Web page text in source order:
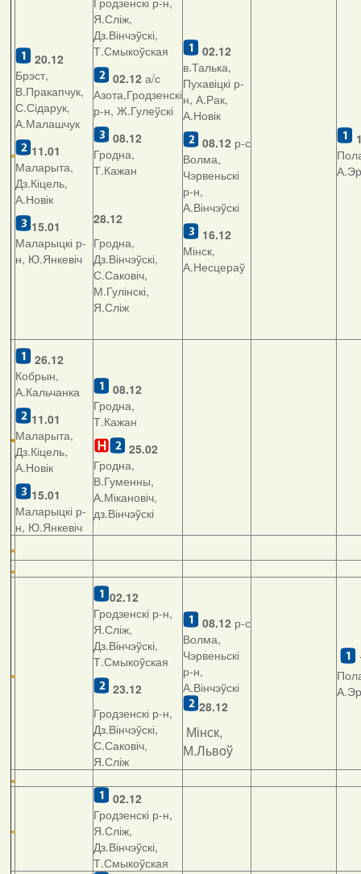
20.12
Брэст,
В.Пракапчук,
С.Сідарук,
А.Малашчук
11.01
Маларыта,
Дз.Кіцель,
А.Новік
15.01
Маларыцкі р-
н, Ю.Янкевіч
Я.Сліж,
Дз.Вінчэўскі,
Т.Смыкоўская
02.12а/с
Азота,Гродзенскі
р-н, Ж.Гулеўскі
08.12
Гродна,
Т.Кажан
28.12
Гродна,
Дз.Вінчэўскі,
С.Саковіч,
М.Гулінскі,
Я.Сліж
02.12
в.Талька,
Пухавіцкі р-
н, А.Рак,
А.Новік
08.12 р-с
Волма,
Чэрвеньскі
р-н,
А.Вінчэўскі
16.12
Мінск,
А.Несцераў
26.12
Кобрын,
А.Кальчанка
11.01
Маларыта,
Дз.Кіцель,
А.Новік
15.01
Маларыцкі р-
н, Ю.Янкевіч
08.12
Гродна,
Т.Кажан
25.02
Гродна,
В.Гуменны,
А.Мікановіч,
дз.Вінчэўскі
02.12
Гродзенскі р-н,
Я.Сліж,
Дз.Вінчэўскі,
Т.Смыкоўская
23.12
Гродзенскі р-н,
Дз.Вінчэўскі,
С.Саковіч,
Я.Сліж
08.12 р-с
Волма,
Чэрвеньскі
р-н,
А.Вінчэўскі
28.12
Мінск,
М.Львоў
02.12
Гродзенскі р-н,
Я.Сліж,
Дз.Вінчэўскі,
Т.Смыкоўская